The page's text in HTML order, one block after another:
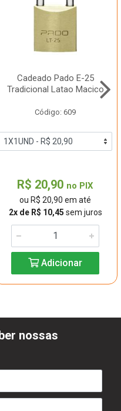
Cadeado Pado E-25
Tradicional Latao Macico
Código: 609
R$ 20,90 no PIX
ou R$ 20,90 em até
2x de R$ 10,45 sem juros
Adicionar
nossas